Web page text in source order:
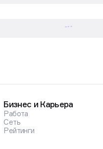
Бизнес и Карьера
Работа
Сеть
Рейтинги